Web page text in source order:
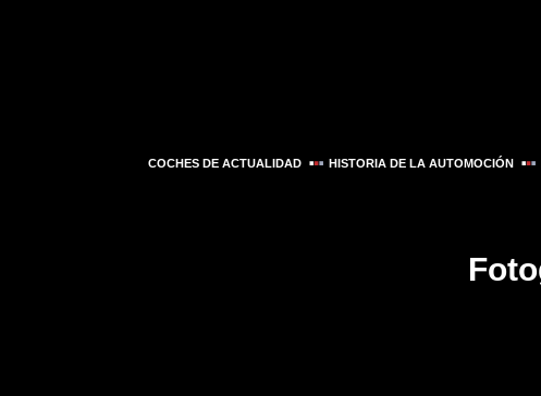
COCHES DE ACTUALIDAD HISTORIA DE LA AUTOMOCIÓN